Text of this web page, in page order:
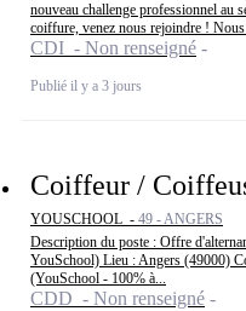
nouveau challenge professionnel au
coiffure, venez nous rejoindre !
CDI - Non renseigné
Publié il y a 3 jours
Coiffeur /
YOUSCHOOL - 49 - ANGERS
Description du poste : Offre
YouSchool) Lieu : Angers (49000)
(YouSchool - 100% à...
CDD - Non renseigné